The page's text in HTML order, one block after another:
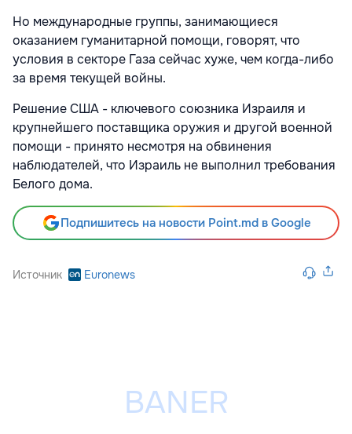
Но международные группы, занимающиеся
оказанием гуманитарной помощи, говорят, что
условия в секторе Газа сейчас хуже, чем когда-либо
за время текущей войны.
Решение США - ключевого союзника Израиля и
крупнейшего поставщика оружия и другой военной
помощи - принято несмотря на обвинения
наблюдателей, что Израиль не выполнил требования
Белого дома.
Подпишитесь на новости Point.md в Google
Источник Euronews